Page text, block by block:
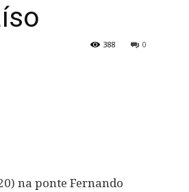
0
388
na ponte Fernando